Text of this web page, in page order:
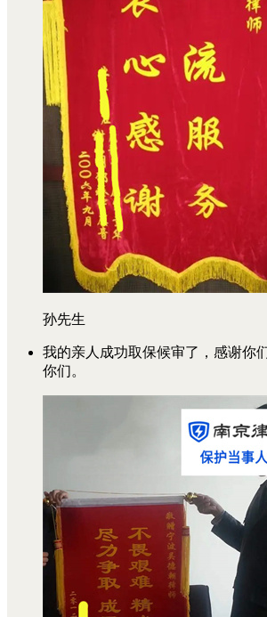
孙先生
我的亲人成功取保候审了，感谢你
你们。